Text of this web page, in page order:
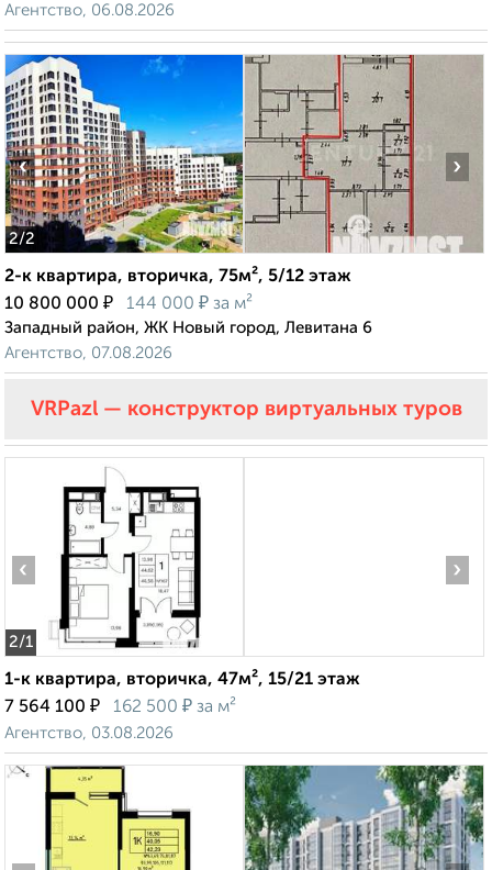
Агентство, 06.08.2026
2/2
‹ ›
2-к квартира, вторичка, 75м², 5/12 этаж
10 800 000 ₽ 144 000 ₽ за м²
Западный район, ЖК Новый город, Левитана 6
Агентство, 07.08.2026
VRPazl — конструктор виртуальных туров
2/1
‹ ›
1-к квартира, вторичка, 47м², 15/21 этаж
7 564 100 ₽ 162 500 ₽ за м²
Агентство, 03.08.2026